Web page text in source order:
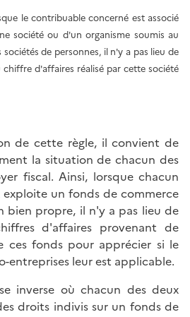
le contribuable concerné est associé
société ou d'un organisme soumis au
sociétés de personnes, il n'y a pas lieu de
d'affaires réalisé par cette société
de cette règle, il convient de
la situation de chacun des
fiscal. Ainsi, lorsque chacun
un fonds de commerce
bien propre, il n'y a pas lieu de
d'affaires provenant de
ces fonds pour apprécier si le
entreprises leur est applicable.
inverse où chacun des deux
droits indivis sur un fonds de